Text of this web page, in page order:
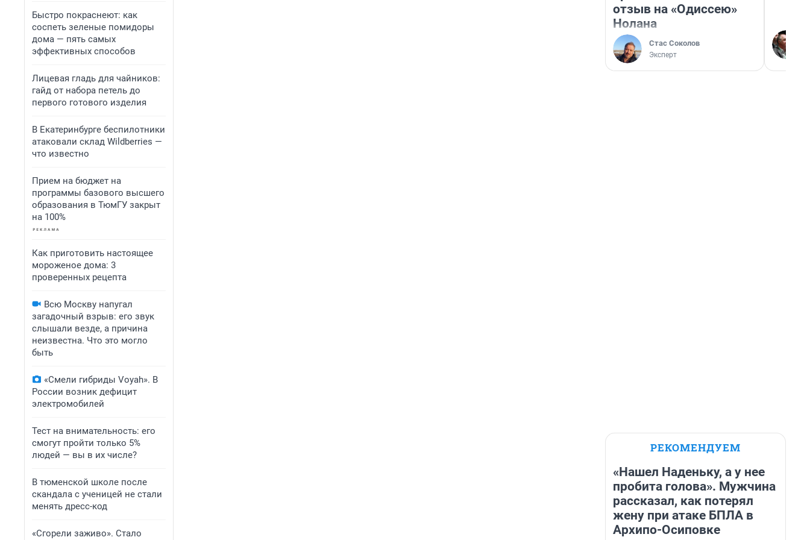
Быстро покраснеют: как
соспеть зеленые помидоры
дома — пять самых
эффективных способов
Лицевая гладь для чайников:
гайд от набора петель до
первого готового изделия
В Екатеринбурге беспилотники
атаковали склад Wildberries —
что известно
Прием на бюджет на
программы базового высшего
образования в ТюмГУ закрыт
на 100%
Как приготовить настоящее
мороженое дома: 3
проверенных рецепта
Всю Москву напугал
загадочный взрыв: его звук
слышали везде, а причина
неизвестна. Что это могло
быть
«Смели гибриды Voyah». В
России возник дефицит
электромобилей
Тест на внимательность: его
смогут пройти только 5%
людей — вы в их числе?
В тюменской школе после
скандала с ученицей не стали
менять дресс-код
«Сгорели заживо». Стало
отзыв на «Одиссею»
Нолана
Стас Соколов
Эксперт
РЕКОМЕНДУЕМ
«Нашел Наденьку, а у нее
пробита голова». Мужчина
рассказал, как потерял
жену при атаке БПЛА в
Архипо-Осиповке